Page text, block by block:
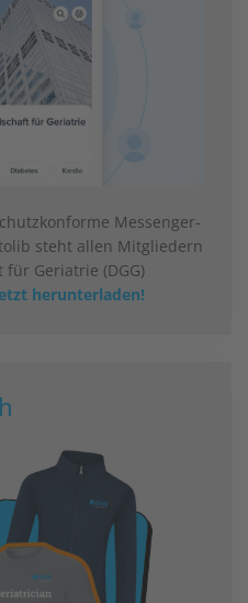
Messenger-
steht allen Mitgliedern
Geriatrie (DGG)
herunterladen!